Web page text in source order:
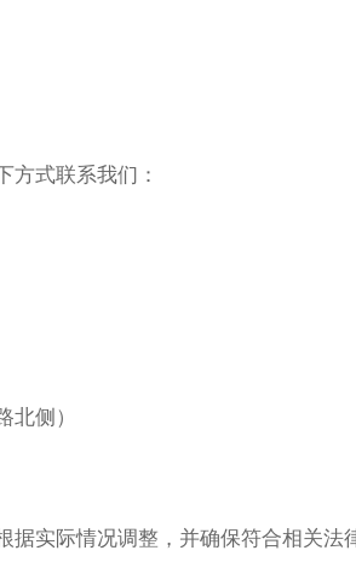
方式联系我们：
侧）
实际情况调整，并确保符合相关